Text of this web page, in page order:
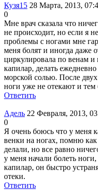
Кузя15 28 Марта, 2013,
0
Мне врач сказала что
не происходит, но если я
проблемы с ногами мне
меня болят и иногда даже
циркулировала по венам
капилар, делать
морской солью. После
ноги уже не отекают и тем
Ответить
Адель 22 Февраля, 2013,
0
Я очень боюсь что у меня
венки на ногах, помню
делали, но все равно
у меня начали болеть
капилар, он быстро
отеки.
Ответить